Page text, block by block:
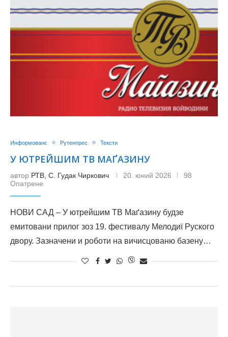
Информованє Рутенпрес Тексти
У ЮТРЕЙШИМ ТВ МАҐАЗИНУ
автор РТВ, С. Гудак Чиркович 20. юний 2026
98
Опатрене
НОВИ САД – У ютрейшим ТВ Маґазину будзе
емитовани прилог зоз 19. фестивалу Мелодиї Руского
двору. Зазначени и роботи на вичисцованю базену…